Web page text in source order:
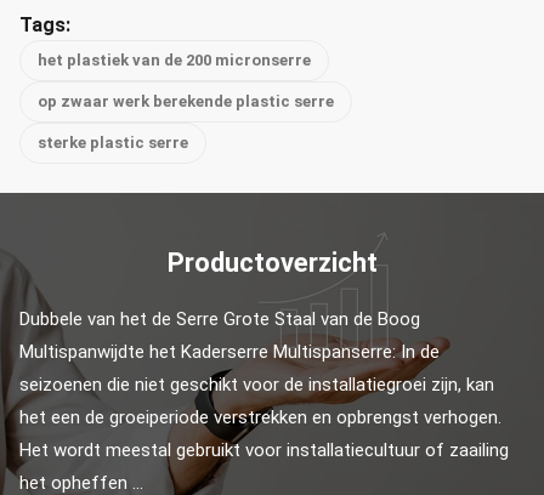
Tags:
het plastiek van de 200 micronserre
op zwaar werk berekende plastic serre
sterke plastic serre
Productoverzicht
Dubbele van het de Serre Grote Staal van de Boog
Multispanwijdte het Kaderserre Multispanserre: In de
seizoenen die niet geschikt voor de installatiegroei zijn, kan
het een de groeiperiode verstrekken en opbrengst verhogen.
Het wordt meestal gebruikt voor installatiecultuur of zaailing
het opheffen ...